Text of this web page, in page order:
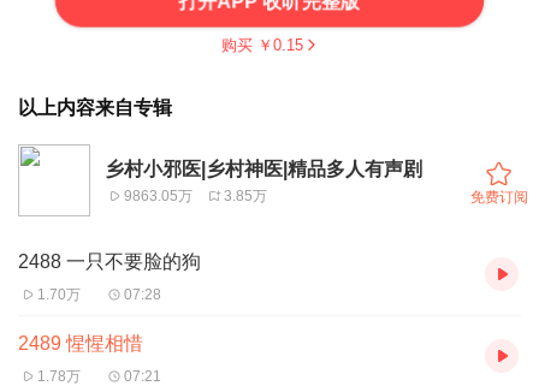
购买 ￥ 0.15
以上内容来自专辑
乡村小邪医|乡村神医|精品多人有声剧
9863.05万 3.85万 免费订阅
2488 一只不要脸的狗
1.70万 07:28
2489 惺惺相惜
1.78万 07:21